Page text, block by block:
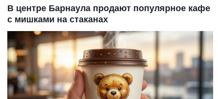
В центре Барнаула продают популярное кафе
с мишками на стаканах